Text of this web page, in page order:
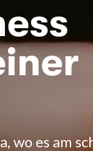
wo es am